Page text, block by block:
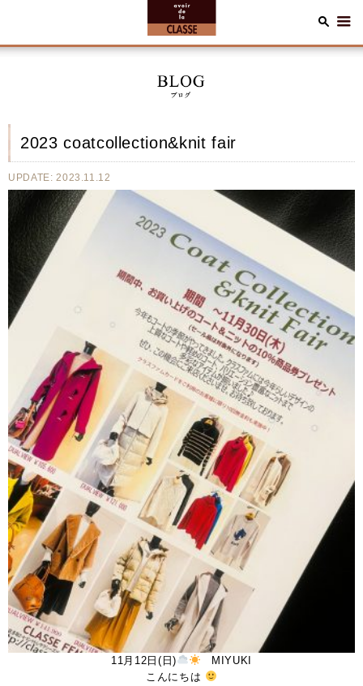
2023 coatcollection&knit fair
UPDATE: 2023.11.12
11月12日(日)
MIYUKI
こんにちは